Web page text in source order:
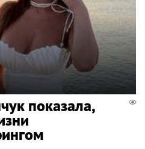
показала,